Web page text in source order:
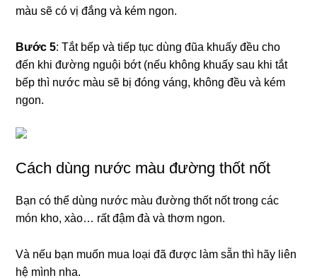
màu sẽ có vị đắng và kém ngon.
Bước 5: Tắt bếp và tiếp tục dùng đũa khuấy đều cho
đến khi đường nguội bớt (nếu không khuấy sau khi tắt
bếp thì nước màu sẽ bị đóng váng, không đều và kém
ngon.
Cách dùng nước màu đường thốt nốt
Bạn có thể dùng nước màu đường thốt nốt trong các
món kho, xào… rất đậm đà và thơm ngon.
Và nếu bạn muốn mua loại đã được làm sẵn thì hãy liên
hệ mình nha.